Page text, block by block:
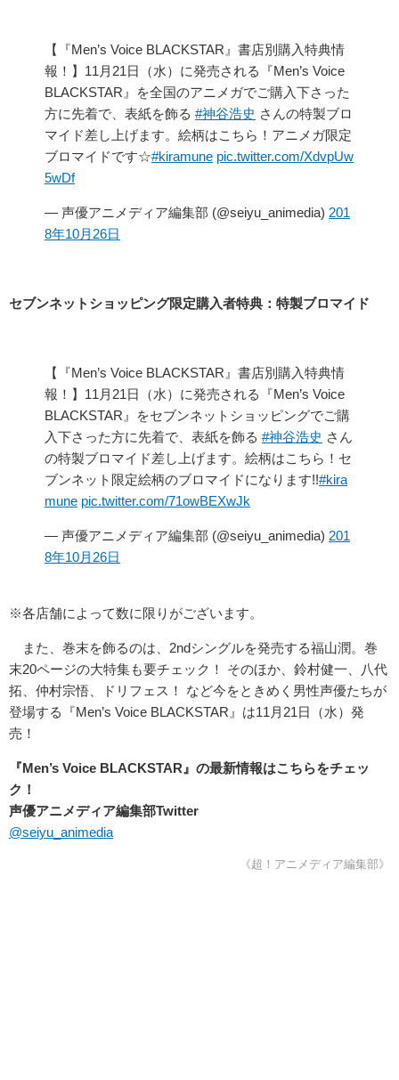
【『Men’s Voice BLACKSTAR』書店別購入特典情
報！】11月21日（水）に発売される『Men’s Voice
BLACKSTAR』を全国のアニメガでご購入下さった
方に先着で、表紙を飾る #神谷浩史 さんの特製ブロ
マイド差し上げます。絵柄はこちら！アニメガ限定
ブロマイドです☆#kiramune pic.twitter.com/XdvpUw
5wDf
— 声優アニメディア編集部 (@seiyu_animedia) 201
8年10月26日
セブンネットショッピング限定購入者特典：特製ブロマイド
【『Men’s Voice BLACKSTAR』書店別購入特典情
報！】11月21日（水）に発売される『Men’s Voice
BLACKSTAR』をセブンネットショッピングでご購
入下さった方に先着で、表紙を飾る #神谷浩史 さん
の特製ブロマイド差し上げます。絵柄はこちら！セ
ブンネット限定絵柄のブロマイドになります!!#kira
mune pic.twitter.com/71owBEXwJk
— 声優アニメディア編集部 (@seiyu_animedia) 201
8年10月26日
※各店舗によって数に限りがございます。
また、巻末を飾るのは、2ndシングルを発売する福山潤。巻
末20ページの大特集も要チェック！ そのほか、鈴村健一、八代
拓、仲村宗悟、ドリフェス！ など今をときめく男性声優たちが
登場する『Men’s Voice BLACKSTAR』は11月21日（水）発
売！
『Men’s Voice BLACKSTAR』の最新情報はこちらをチェッ
ク！
声優アニメディア編集部Twitter
@seiyu_animedia
《超！アニメディア編集部》